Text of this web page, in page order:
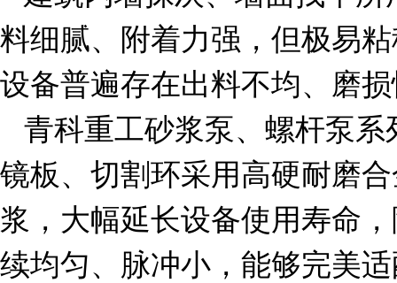
料细腻、附着力强，但极易
设备普遍存在出料不均、磨
青科重工砂浆泵、螺杆泵系
镜板、切割环采用高硬耐磨
浆，大幅延长设备使用寿命
续均匀、脉冲小，能够完美